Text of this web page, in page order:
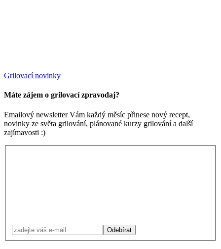
Grilovací novinky
Máte zájem o grilovací zpravodaj?
Emailový newsletter Vám každý měsíc přinese nový recept,
novinky ze světa grilování, plánované kurzy grilování a další
zajímavosti :)
Odebírat